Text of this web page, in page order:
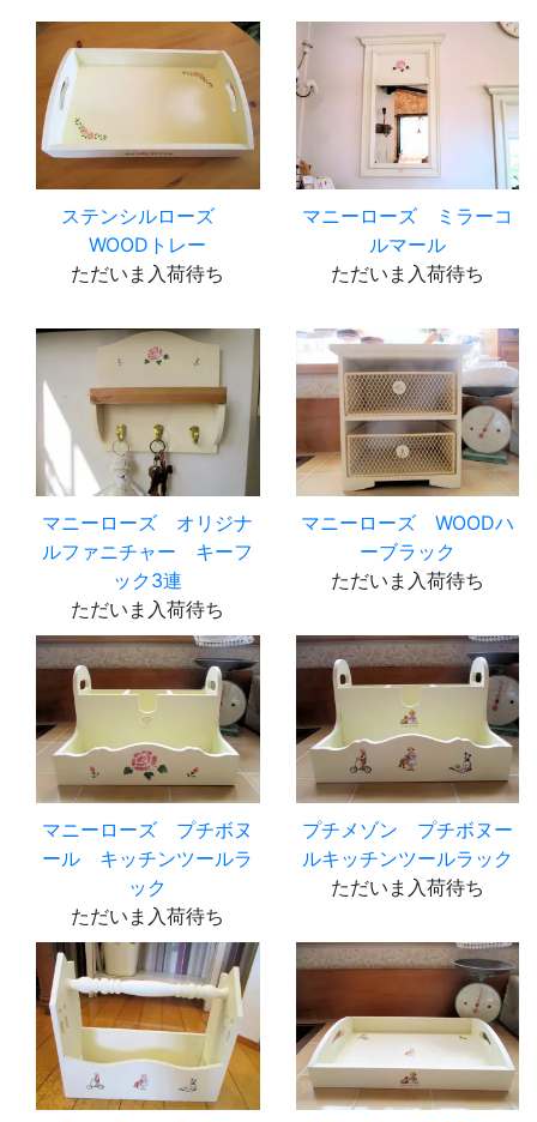
ステンシルローズ
WOODトレー
ただいま入荷待ち
マニーローズ ミラーコ
ルマール
ただいま入荷待ち
マニーローズ オリジナ
ルファニチャー キーフ
ック3連
ただいま入荷待ち
マニーローズ WOODハ
ーブラック
ただいま入荷待ち
マニーローズ プチボヌ
ール キッチンツールラ
ック
ただいま入荷待ち
プチメゾン プチボヌー
ルキッチンツールラック
ただいま入荷待ち